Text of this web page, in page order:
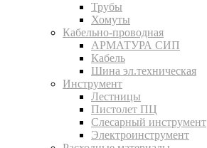
Трубы
Хомуты
Кабельно-проводная
АРМАТУРА СИП
Кабель
Шина эл.техническая
Инструмент
Лестницы
Пистолет ПЦ
Слесарный инструмент
Электроинструмент